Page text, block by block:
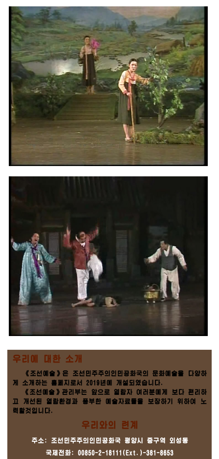
우리에 대한 소개
《조선예술》은 조선민주주의인민공화국의 문화예술을 다양하
게 소개하는 홈페지로서 2019년에 개설되였습니다.
《조선예술》관리부는 앞으로 열람자 여러분에게 보다 편리하
고 개선된 열람환경과 풍부한 예술자료들을 보장하기 위하여 노
력할것입니다.
우리와의 련계
주소: 조선민주주의인민공화국 평양시 중구역 외성동
국제전화: 00850-2-18111(Ext.)-381-8653